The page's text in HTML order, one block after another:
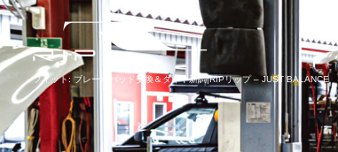
フィット: ブレーキパッド交換＆タイヤ新調|RIPリップ – JUST BALANCE